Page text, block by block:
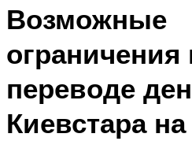
Возможные
ограничения
переводе
Киевстара